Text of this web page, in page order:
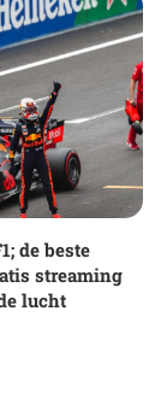
de beste
streaming
lucht